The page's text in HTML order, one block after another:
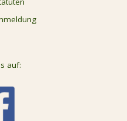
auf: